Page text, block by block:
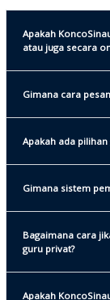
Apakah
atau juga secara
Gimana cara
Apakah ada
Gimana sistem
Bagaimana cara
guru privat?
Apakah